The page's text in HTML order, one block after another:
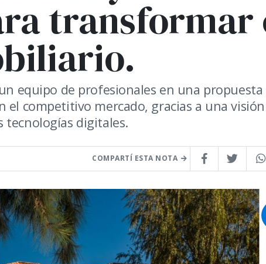
transformar
equipo de profesionales en una propuesta
competitivo mercado, gracias a una visión
tecnologías digitales.
COMPARTÍ ESTA NOTA